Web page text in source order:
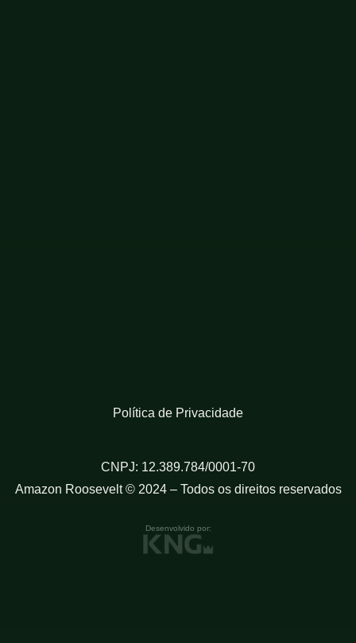
Política de Privacidade
CNPJ: 12.389.784/0001-70
Amazon Roosevelt © 2024 – Todos os direitos reservados
Desenvolvido por: